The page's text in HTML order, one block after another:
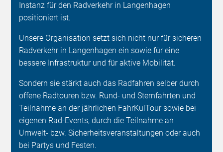
Instanz für den Radverkehr in Langenhagen
positioniert ist.
Unsere Organisation setzt sich nicht nur für sicheren
Radverkehr in Langenhagen ein sowie für eine
bessere Infrastruktur und für aktive Mobilität.
Sondern sie stärkt auch das Radfahren selber durch
offene Radtouren bzw. Rund- und Sternfahrten und
Teilnahme an der jährlichen FahrKulTour sowie bei
eigenen Rad-Events, durch die Teilnahme an
Umwelt- bzw. Sicherheitsveranstaltungen oder auch
bei Partys und Festen.